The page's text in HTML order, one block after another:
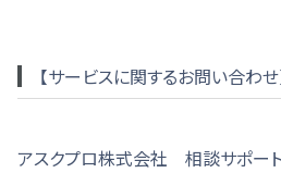
【サービスに関するお問い合わせ
アスクプロ株式会社 相談サポー